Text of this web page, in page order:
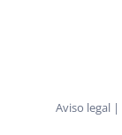
Aviso legal|